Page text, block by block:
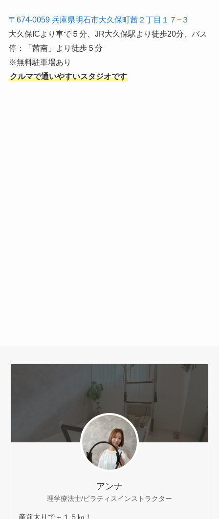
〒674-0059 兵庫県明石市大久保町茜２丁目１７−３
大久保ICより車で５分、JR大久保駅より徒歩20分、バス
停：「茜南」より徒歩５分
※無料駐車場あり
クルマで通いやすいスタジオです
アンナ
理学療法士/ピラティスインストラクター
産前太りで＋１５㎏！